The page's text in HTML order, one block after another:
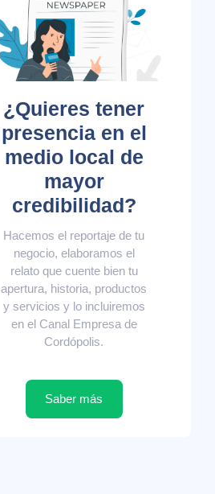
¿Quieres tener
presencia en el
medio local de
mayor
credibilidad?
Hacemos el reportaje de tu
negocio, elaboramos el
relato que cuente bien tu
apertura, historia, productos
y servicios y lo incluiremos
en el Canal Empresa de
Cordópolis.
Saber más